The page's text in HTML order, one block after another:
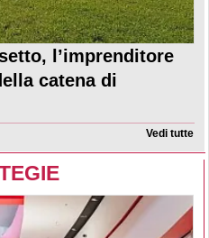
l’imprenditore
catena di
Vedi tutte